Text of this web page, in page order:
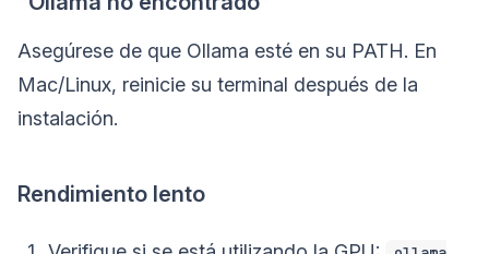
Asegúrese de que Ollama esté en su PATH. En
Mac/Linux, reinicie su terminal después de la
instalación.
Rendimiento lento